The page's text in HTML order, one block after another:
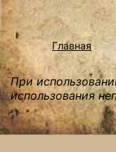
Главная
При
использования